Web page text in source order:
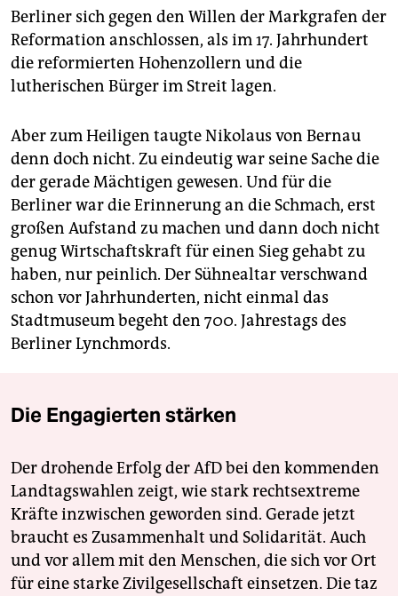
Berliner sich gegen den Willen der Markgrafen der
Reformation anschlossen, als im 17. Jahrhundert
die reformierten Hohenzollern und die
lutherischen Bürger im Streit lagen.
Aber zum Heiligen taugte Nikolaus von Bernau
denn doch nicht. Zu eindeutig war seine Sache die
der gerade Mächtigen gewesen. Und für die
Berliner war die Erinnerung an die Schmach, erst
großen Aufstand zu machen und dann doch nicht
genug Wirtschaftskraft für einen Sieg gehabt zu
haben, nur peinlich. Der Sühnealtar verschwand
schon vor Jahrhunderten, nicht einmal das
Stadtmuseum begeht den 700. Jahrestags des
Berliner Lynchmords.
Die Engagierten stärken
Der drohende Erfolg der AfD bei den kommenden
Landtagswahlen zeigt, wie stark rechtsextreme
Kräfte inzwischen geworden sind. Gerade jetzt
braucht es Zusammenhalt und Solidarität. Auch
und vor allem mit den Menschen, die sich vor Ort
für eine starke Zivilgesellschaft einsetzen. Die taz